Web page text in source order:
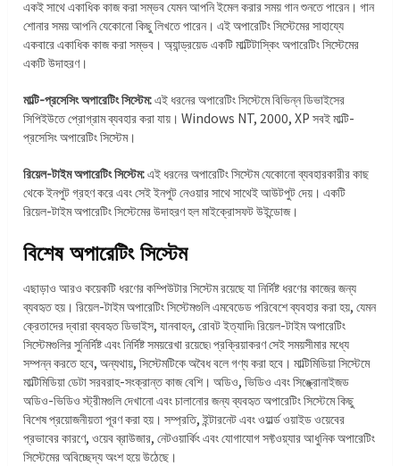
একই সাথে একাধিক কাজ করা সম্ভব যেমন আপনি ইমেল করার সময় গান শুনতে পারেন। গান
শোনার সময় আপনি যেকোনো কিছু লিখতে পারেন। এই অপারেটিং সিস্টেমের সাহায্যে
একবারে একাধিক কাজ করা সম্ভব। অ্যান্ড্রয়েড একটি মাল্টিটাস্কিং অপারেটিং সিস্টেমের
একটি উদাহরণ।
মাল্টি-প্রসেসিং অপারেটিং সিস্টেম:এই ধরনের অপারেটিং সিস্টেমে বিভিন্ন ডিভাইসের
সিপিইউতে প্রোগ্রাম ব্যবহার করা যায়। Windows NT, 2000, XP সবই মাল্টি-
প্রসেসিং অপারেটিং সিস্টেম।
রিয়েল-টাইম অপারেটিং সিস্টেম:এই ধরনের অপারেটিং সিস্টেম যেকোনো ব্যবহারকারীর কাছ
থেকে ইনপুট গ্রহণ করে এবং সেই ইনপুট নেওয়ার সাথে সাথেই আউটপুট দেয়। একটি
রিয়েল-টাইম অপারেটিং সিস্টেমের উদাহরণ হল মাইক্রোসফট উইন্ডোজ।
বিশেষ অপারেটিং সিস্টেম
এছাড়াও আরও কয়েকটি ধরণের কম্পিউটার সিস্টেম রয়েছে যা নির্দিষ্ট ধরণের কাজের জন্য
ব্যবহৃত হয়। রিয়েল-টাইম অপারেটিং সিস্টেমগুলি এমবেডেড পরিবেশে ব্যবহার করা হয়, যেমন
ক্রেতাদের দ্বারা ব্যবহৃত ডিভাইস, যানবাহন, রোবট ইত্যাদি৷ রিয়েল-টাইম অপারেটিং
সিস্টেমগুলির সুনির্দিষ্ট এবং নির্দিষ্ট সময়রেখা রয়েছে৷ প্রক্রিয়াকরণ সেই সময়সীমার মধ্যে
সম্পন্ন করতে হবে, অন্যথায়, সিস্টেমটিকে অবৈধ বলে গণ্য করা হবে। মাল্টিমিডিয়া সিস্টেমে
মাল্টিমিডিয়া ডেটা সরবরাহ-সংক্রান্ত কাজ বেশি। অডিও, ভিডিও এবং সিঙ্ক্রোনাইজড
অডিও-ভিডিও স্ট্রীমগুলি দেখানো এবং চালানোর জন্য ব্যবহৃত অপারেটিং সিস্টেমে কিছু
বিশেষ প্রয়োজনীয়তা পূরণ করা হয়। সম্প্রতি, ইন্টারনেট এবং ওয়ার্ল্ড ওয়াইড ওয়েবের
প্রভাবের কারণে, ওয়েব ব্রাউজার, নেটওয়ার্কিং এবং যোগাযোগ সফ্টওয়্যার আধুনিক অপারেটিং
সিস্টেমের অবিচ্ছেদ্য অংশ হয়ে উঠেছে।